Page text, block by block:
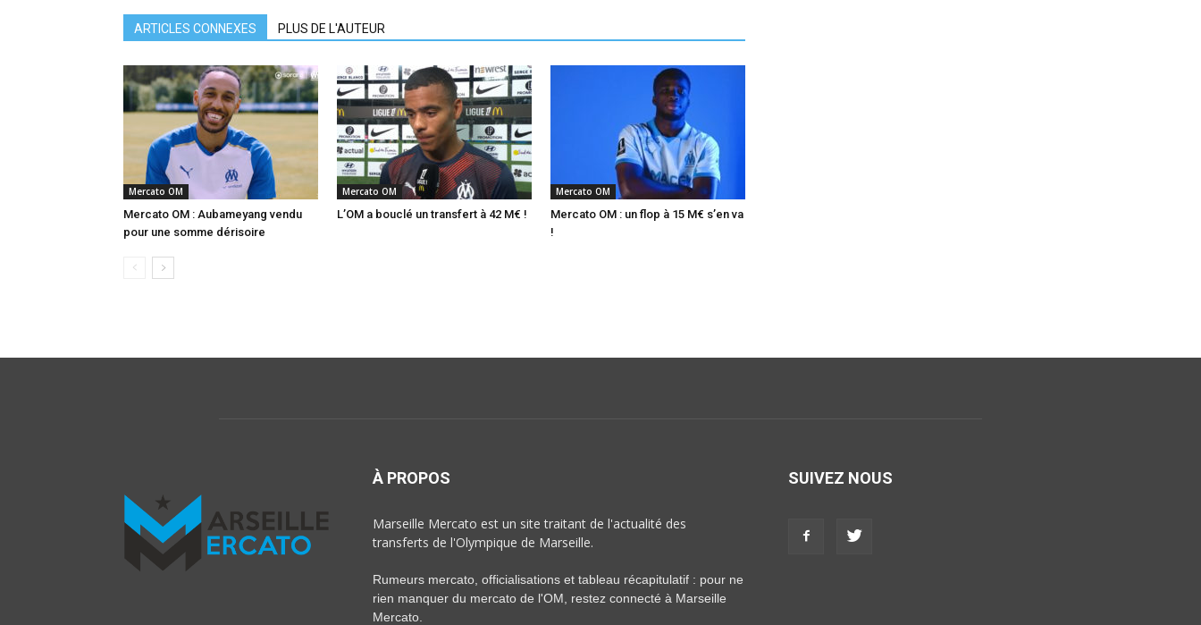
ARTICLES CONNEXES PLUS DE L'AUTEUR
Mercato OM
Mercato OM : Aubameyang vendu
pour une somme dérisoire
Mercato OM
L’OM a bouclé un transfert à 42 M€ !
Mercato OM
Mercato OM : un flop à 15 M€ s’en va
!
À PROPOS
Marseille Mercato est un site traitant de l'actualité des
transferts de l'Olympique de Marseille.
Rumeurs mercato, officialisations et tableau récapitulatif : pour ne
rien manquer du mercato de l'OM, restez connecté à Marseille
Mercato.
SUIVEZ NOUS